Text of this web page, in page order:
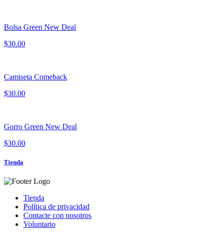
Bolsa Green New Deal
$30.00
Camiseta Comeback
$30.00
Gorro Green New Deal
$30.00
Tienda
Tienda
Política de privacidad
Contacte con nosotros
Voluntario